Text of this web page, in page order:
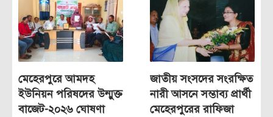
মেহেরপুরে আমদহ
ইউনিয়ন পরিষদের উন্মুক্ত
বাজেট-২০২৬ ঘোষণা
জাতীয় সংসদের সংরক্ষিত
নারী আসনে সম্ভাব্য প্রার্থী
মেহেরপুরের রাফিজা